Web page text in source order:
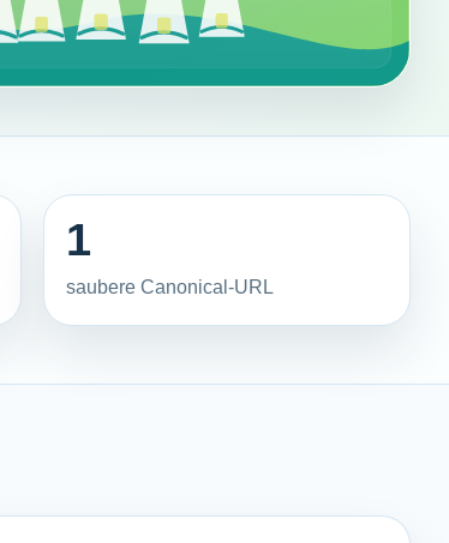
1
saubere Canonical-URL